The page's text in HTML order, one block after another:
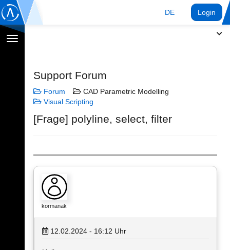
DE Login
Navigation
Support Forum
Forum
CAD Parametric Modelling
Visual Scripting
[Frage] polyline, select, filter
kormanak
12.02.2024 - 16:12 Uhr